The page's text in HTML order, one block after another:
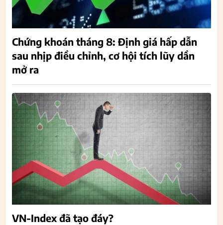
Chứng khoán tháng 8: Định giá hấp dẫn
sau nhịp điều chỉnh, cơ hội tích lũy dần
mở ra
VN-Index đã tạo đáy?